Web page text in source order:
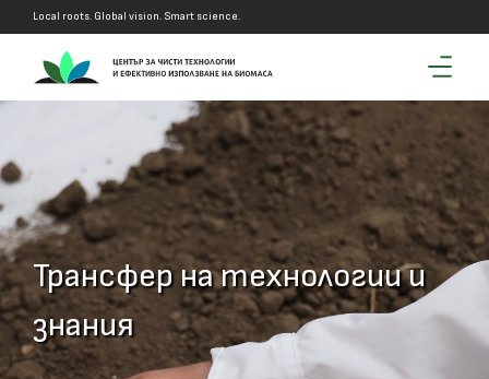
Local roots. Global vision. Smart science.
Трансфер на технологии и
знания